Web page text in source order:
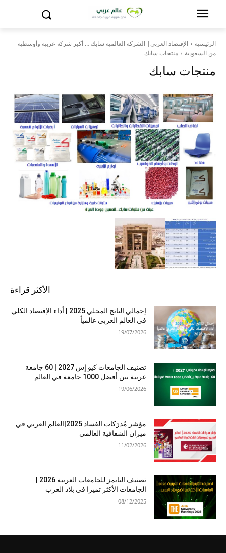
الرئيسية
الإقتصاد العربي| الشركة العالمية سابك … أكبر شركة عربية وأوسطية
من السعودية
منتجات سابك
منتجات سابك
الأكثر قراءة
إجمالي الناتج المحلي 2025 | أداء الإقتصاد الكلي
في العالم العربي عالمياً
19/07/2026
تصنيف الجامعات كيو إس 2027 | 60 جامعة
عربية بين أفضل 1000 جامعة في العالم
19/06/2026
مؤشر مُدرَكات الفساد 2025|العالم العربي في
ميزان الشفافية العالمي
11/02/2026
الجامعات الأكثر تميزا في بلاد العرب
08/12/2025